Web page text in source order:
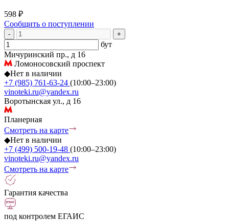
598 ₽
Сообщить о поступлении
- +
бут
Мичуринский пр., д 16
Ломоносовский проспект
◆Нет в наличии
+7 (985) 761-63-24 (10:00–23:00)
vinoteki.ru@yandex.ru
Воротынская ул., д 16
Планерная
Смотреть на карте
◆Нет в наличии
+7 (499) 500-19-48 (10:00–23:00)
vinoteki.ru@yandex.ru
Смотреть на карте
Гарантия качества
под контролем ЕГАИС